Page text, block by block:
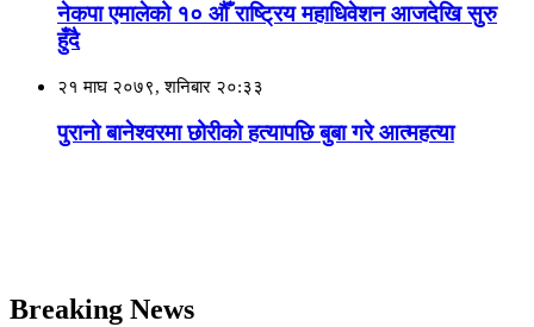
नेकपा एमालेको १० औँ राष्ट्रिय महाधिवेशन आजदेखि सुरु
हुँदै
२१ माघ २०७९, शनिबार २०:३३
पुरानो बानेश्वरमा छोरीको हत्यापछि बुबा गरे आत्महत्या
Breaking News